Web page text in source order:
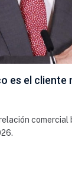
es el cliente